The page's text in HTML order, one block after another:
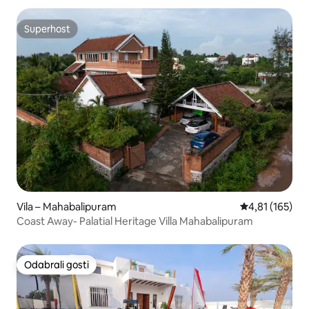
Superhost
Superhost
Vila – Mahabalipuram Prosječna
4,81 (165)
Coast Away- Palatial Heritage Villa Mahabalipuram
Odabrali gosti
Odabrali gosti